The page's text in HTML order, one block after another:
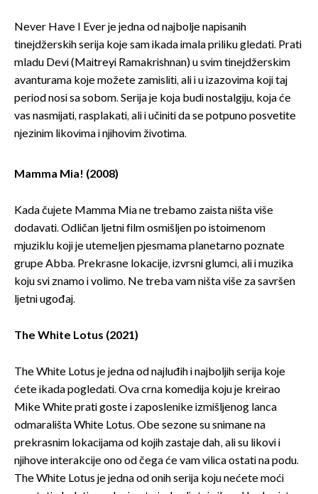
Never Have I Ever je jedna od najbolje napisanih
tinejdžerskih serija koje sam ikada imala priliku gledati. Prati
mladu Devi (Maitreyi Ramakrishnan) u svim tinejdžerskim
avanturama koje možete zamisliti, ali i u izazovima koji taj
period nosi sa sobom. Serija je koja budi nostalgiju, koja će
vas nasmijati, rasplakati, ali i učiniti da se potpuno posvetite
njezinim likovima i njihovim životima.
Mamma Mia! (2008)
Kada čujete Mamma Mia ne trebamo zaista ništa više
dodavati. Odličan ljetni film osmišljen po istoimenom
mjuziklu koji je utemeljen pjesmama planetarno poznate
grupe Abba. Prekrasne lokacije, izvrsni glumci, ali i muzika
koju svi znamo i volimo. Ne treba vam ništa više za savršen
ljetni ugođaj.
The White Lotus (2021)
The White Lotus je jedna od najluđih i najboljih serija koje
ćete ikada pogledati. Ova crna komedija koju je kreirao
Mike White prati goste i zaposlenike izmišljenog lanca
odmarališta White Lotus. Obe sezone su snimane na
prekrasnim lokacijama od kojih zastaje dah, ali su likovi i
njihove interakcije ono od čega će vam vilica ostati na podu.
The White Lotus je jedna od onih serija koju nećete moći